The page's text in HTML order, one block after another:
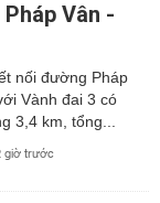
Vân -
nối đường Pháp
Vành đai 3 có
3,4 km, tổng...
giờ trước